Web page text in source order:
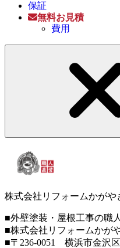
保証
無料お見積
費用
株式会社リフォームかが
■外壁塗装・屋根工事の職
■株式会社リフォームかが
■〒236-0051 横浜市金沢